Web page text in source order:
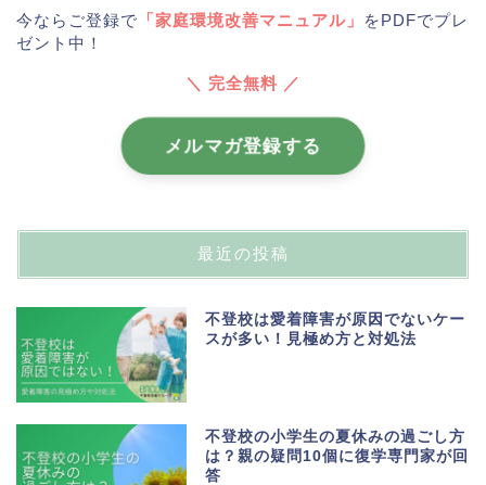
今ならご登録で 「家庭環境改善マニュアル」
をPDFでプレ
ゼント中！
＼ 完全無料 ／
メルマガ登録する
最近の投稿
不登校は愛着障害が原因でないケー
スが多い！見極め方と対処法
不登校の小学生の夏休みの過ごし方
は？親の疑問10個に復学専門家が回
答